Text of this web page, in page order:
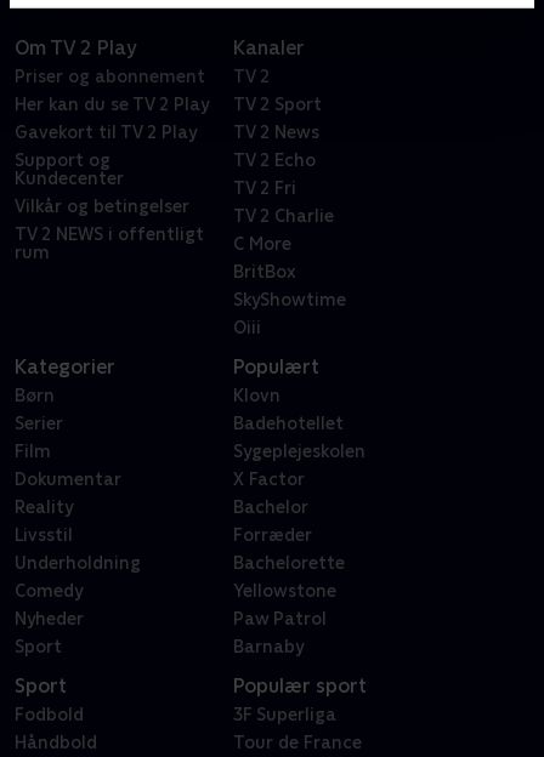
Om TV 2 Play
Priser og abonnement
Her kan du se TV 2 Play
Gavekort til TV 2 Play
Support og
Kundecenter
Vilkår og betingelser
TV 2 NEWS i offentligt
rum
Kanaler
TV 2
TV 2 Sport
TV 2 News
TV 2 Echo
TV 2 Fri
TV 2 Charlie
C More
BritBox
SkyShowtime
Oiii
Kategorier
Børn
Serier
Film
Dokumentar
Reality
Livsstil
Underholdning
Comedy
Nyheder
Sport
Populært
Klovn
Badehotellet
Sygeplejeskolen
X Factor
Bachelor
Forræder
Bachelorette
Yellowstone
Paw Patrol
Barnaby
Sport
Fodbold
Håndbold
Populær sport
3F Superliga
Tour de France